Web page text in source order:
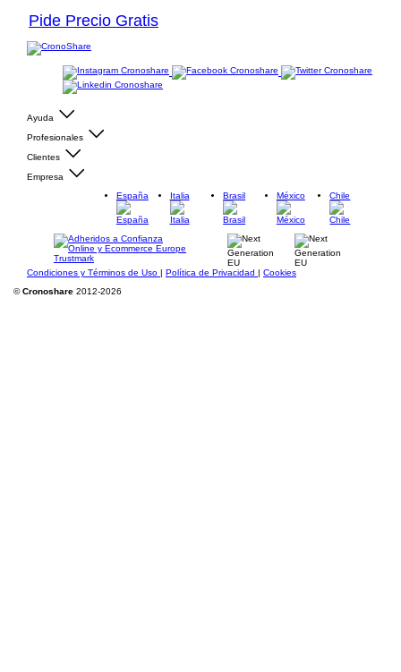
Pide Precio Gratis
Ayuda
Profesionales
Clientes
Empresa
España
Italia Brasil México Chile
Condiciones y Términos de Uso | Política de Privacidad | Cookies
©Cronoshare 2012-2026